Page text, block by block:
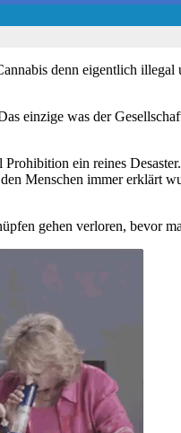
denn eigentlich
einzige was der
ein reines
Menschen immer erklärt
gehen verloren, bevor